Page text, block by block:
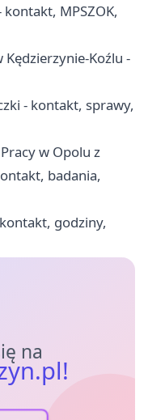
MPSZOK,
Koźlu -
- kontakt, sprawy,
w Opolu z
badania,
godziny,
na